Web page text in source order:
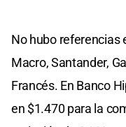
No hubo referencias
Macro, Santander,
Francés. En Banco
en $1.470 para la